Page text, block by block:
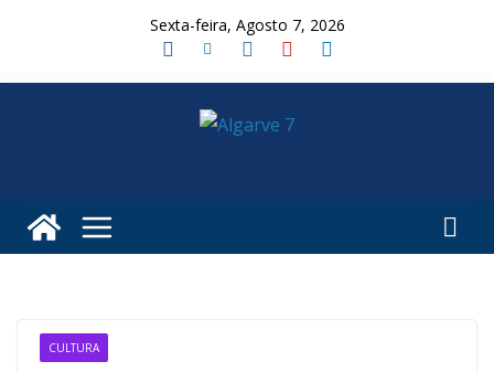
Sexta-feira, Agosto 7, 2026
CULTURA